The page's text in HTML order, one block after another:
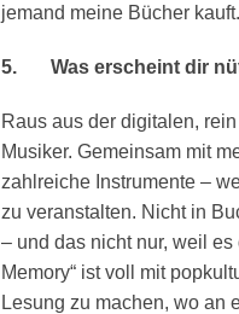
jemand meine Bücher kauft.
5. Was erscheint dir
Raus aus der digitalen,
Musiker. Gemeinsam mit
zahlreiche Instrumente –
zu veranstalten. Nicht in
– und das nicht nur, weil
Memory“ ist voll mit
Lesung zu machen, wo an